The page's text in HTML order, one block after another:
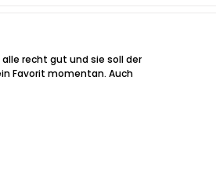
alle recht gut und sie soll der
Favorit momentan. Auch